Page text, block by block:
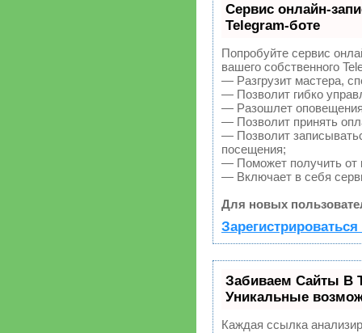
Сервис онлайн-
Telegram-боте
Попробуйте сервис
вашего собственного
— Разгрузит мастера,
— Позволит гибко
— Разошлет
— Позволит принять
— Позволит
посещения;
— Поможет получить от
— Включает в себя
Для новых
Забиваем Сайты
Уникальные
Каждая ссылка